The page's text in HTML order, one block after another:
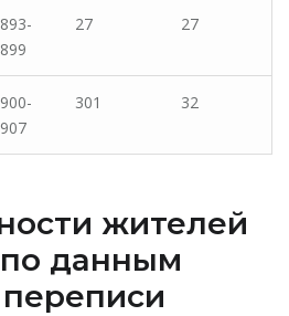
27 27
301 32
жителей
данным